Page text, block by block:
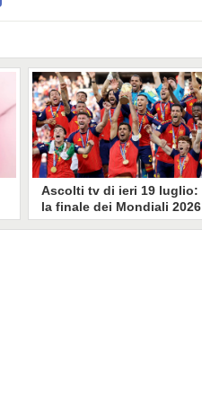
Ascolti tv di ieri 19 luglio:
la finale dei Mondiali 2026
Spagna-Argentina